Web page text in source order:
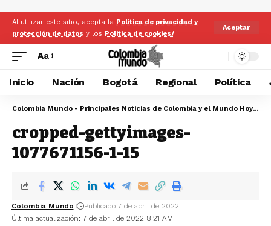
Al utilizar este sitio, acepta la Politica de privacidad y
protección de datos y los Politica de cookies/
Aceptar
Aa
Inicio Nación Bogotá Regional Política
Colombia Mundo - Principales Noticias de Colombia y el Mundo Hoy
>
cropped-gettyimages-
1077671156-1-15
Última actualización: 7 de abril de 2022 8:21 AM
Colombia Mundo Publicado 7 de abril de 2022